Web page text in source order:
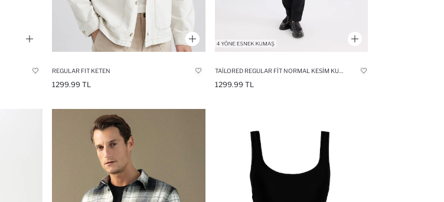
REGULAR FIT KETEN
1299.99 TL
TAILORED REGULAR FIT NORMAL KESIM KUMAŞ PANTOLON BASIC DÜZ CEPLI
1299.99 TL